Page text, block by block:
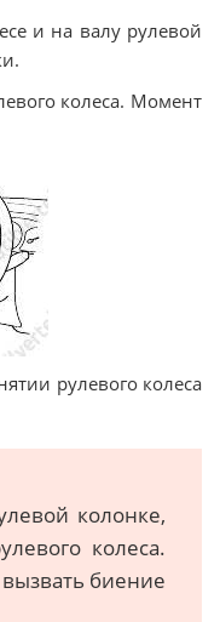
и на валу рулевой
колеса. Момент
рулевого колеса
колонке,
колеса.
биение